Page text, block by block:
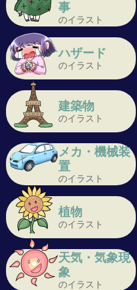
事
のイラスト
ハザード
のイラスト
建築物
のイラスト
メカ・機械装
置
のイラスト
植物
のイラスト
天気・気象現
象
のイラスト